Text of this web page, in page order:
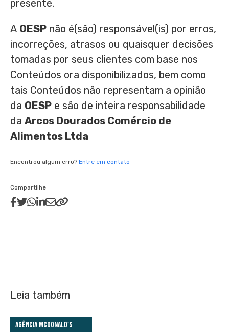
presente.
A OESP não é(são) responsável(is) por erros,
incorreções, atrasos ou quaisquer decisões
tomadas por seus clientes com base nos
Conteúdos ora disponibilizados, bem como
tais Conteúdos não representam a opinião
da OESP e são de inteira responsabilidade
da Arcos Dourados Comércio de
Alimentos Ltda
Encontrou algum erro? Entre em contato
Compartilhe
Leia também
Agência McDonald's